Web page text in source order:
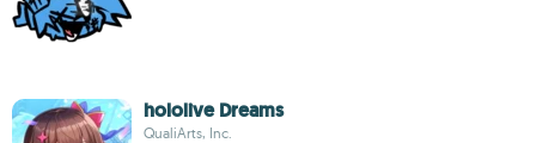
hololive Dreams
QualiArts, Inc.